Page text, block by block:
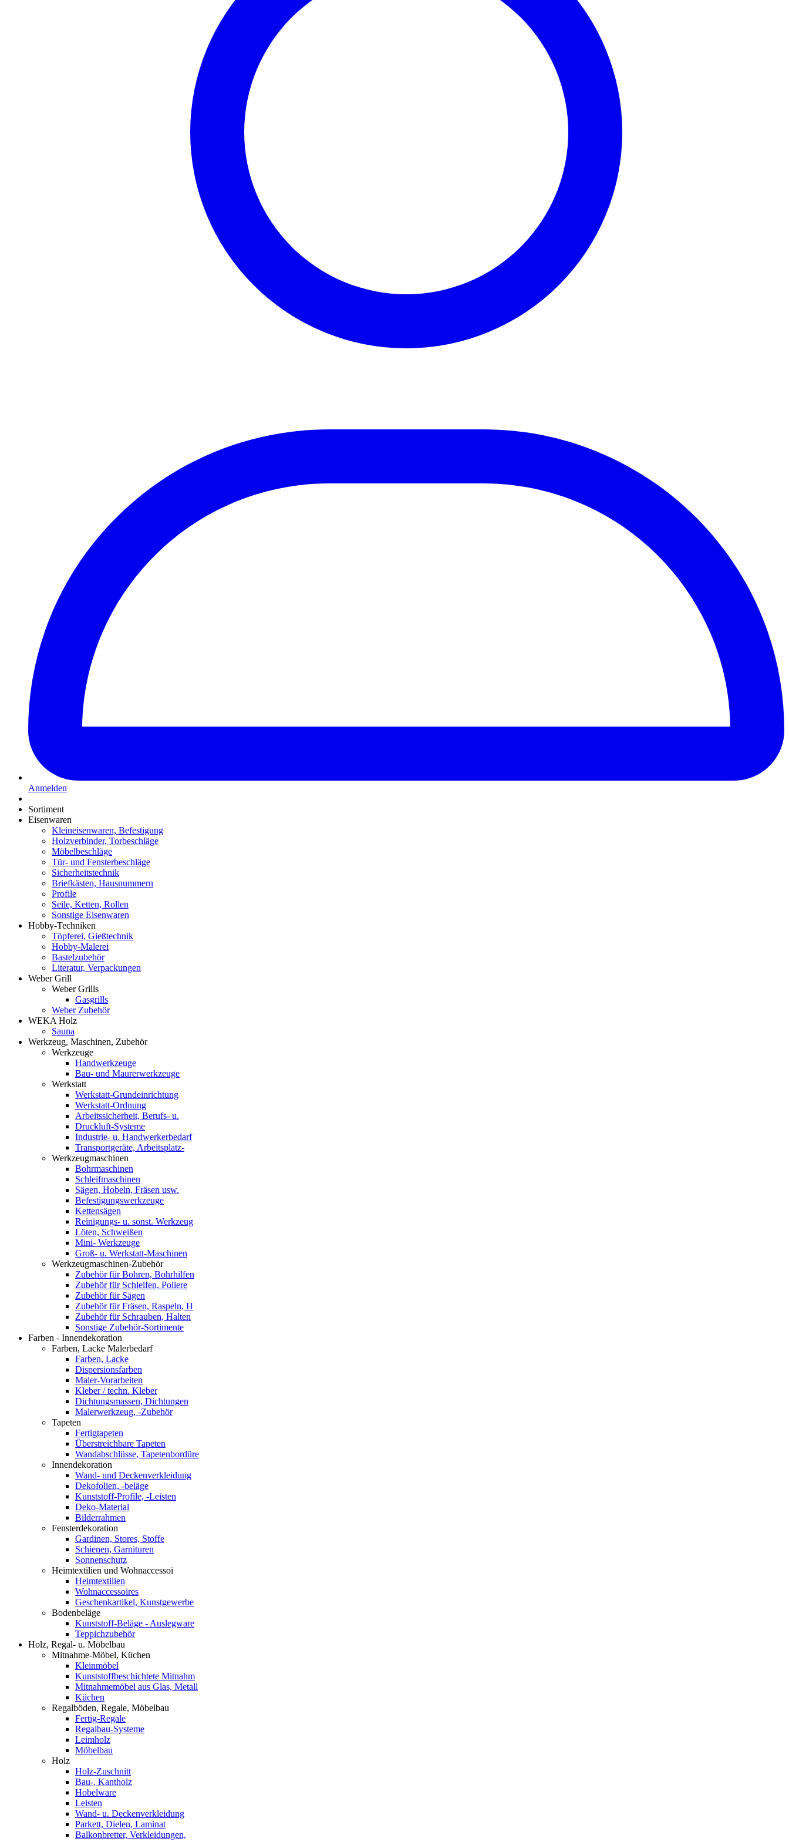
Anmelden
Sortiment
Eisenwaren
Kleineisenwaren, Befestigung
Holzverbinder, Torbeschläge
Möbelbeschläge
Tür- und Fensterbeschläge
Sicherheitstechnik
Briefkästen, Hausnummern
Profile
Seile, Ketten, Rollen
Sonstige Eisenwaren
Hobby-Techniken
Töpferei, Gießtechnik
Hobby-Malerei
Bastelzubehör
Literatur, Verpackungen
Weber Grill
Weber Grills
Gasgrills
Weber Zubehör
WEKA Holz
Sauna
Werkzeug, Maschinen, Zubehör
Werkzeuge
Handwerkzeuge
Bau- und Maurerwerkzeuge
Werkstatt
Werkstatt-Grundeinrichtung
Werkstatt-Ordnung
Arbeitssicherheit, Berufs- u.
Druckluft-Systeme
Industrie- u. Handwerkerbedarf
Transportgeräte, Arbeitsplatz-
Werkzeugmaschinen
Bohrmaschinen
Schleifmaschinen
Sägen, Hobeln, Fräsen usw.
Befestigungswerkzeuge
Kettensägen
Reinigungs- u. sonst. Werkzeug
Löten, Schweißen
Mini- Werkzeuge
Groß- u. Werkstatt-Maschinen
Werkzeugmaschinen-Zubehör
Zubehör für Bohren, Bohrhilfen
Zubehör für Schleifen, Poliere
Zubehör für Sägen
Zubehör für Fräsen, Raspeln, H
Zubehör für Schrauben, Halten
Sonstige Zubehör-Sortimente
Farben - Innendekoration
Farben, Lacke Malerbedarf
Farben, Lacke
Dispersionsfarben
Maler-Vorarbeiten
Kleber / techn. Kleber
Dichtungsmassen, Dichtungen
Malerwerkzeug, -Zubehör
Tapeten
Fertigtapeten
Überstreichbare Tapeten
Wandabschlüsse, Tapetenbordüre
Innendekoration
Wand- und Deckenverkleidung
Dekofolien, -beläge
Kunststoff-Profile, -Leisten
Deko-Material
Bilderrahmen
Fensterdekoration
Gardinen, Stores, Stoffe
Schienen, Garnituren
Sonnenschutz
Heimtextilien und Wohnaccessoi
Heimtextilien
Wohnaccessoires
Geschenkartikel, Kunstgewerbe
Bodenbeläge
Kunststoff-Beläge - Auslegware
Teppichzubehör
Holz, Regal- u. Möbelbau
Mitnahme-Möbel, Küchen
Kleinmöbel
Kunststoffbeschichtete Mitnahm
Mitnahmemöbel aus Glas, Metall
Küchen
Regalböden, Regale, Möbelbau
Fertig-Regale
Regalbau-Systeme
Leimholz
Möbelbau
Holz
Holz-Zuschnitt
Bau-, Kantholz
Hobelware
Leisten
Wand- u. Deckenverkleidung
Parkett, Dielen, Laminat
Balkonbretter, Verkleidungen,